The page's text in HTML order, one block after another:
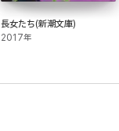
長女たち(新潮文庫)
2017年